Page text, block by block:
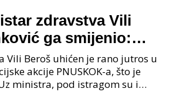
zdravstva Vili
ga smijenio:
a zbog korupcije
Vili Beroš uhićen je rano jutros u
akcije PNUSKOK-a, što je
ministra, pod istragom su i